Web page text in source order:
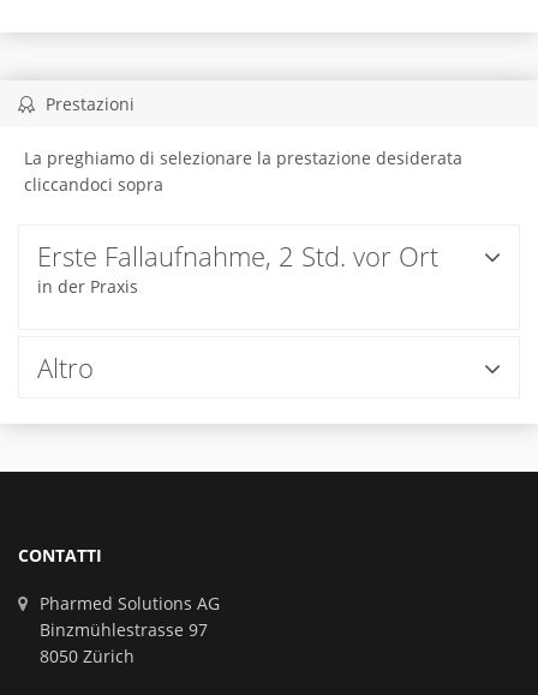
Prestazioni
La preghiamo di selezionare la prestazione desiderata
cliccandoci sopra
Erste Fallaufnahme, 2 Std. vor Ort
in der Praxis
Altro
CONTATTI
Pharmed Solutions AG
Binzmühlestrasse 97
8050 Zürich